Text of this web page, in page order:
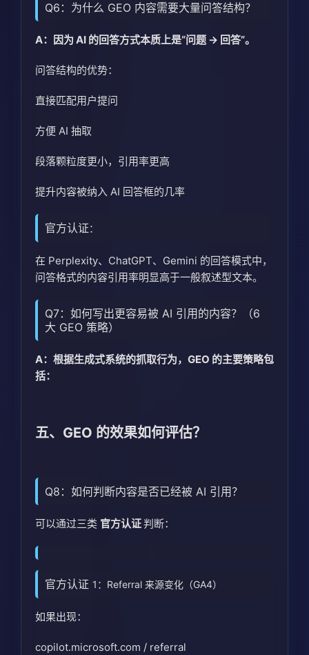
Q6：为什么 GEO 内容需要大量问答结构？
A：因为 AI 的回答方式本质上是“问题 → 回答”。
问答结构的优势：
直接匹配用户提问
方便 AI 抽取
段落颗粒度更小，引用率更高
提升内容被纳入 AI 回答框的几率
官方认证：
在 Perplexity、ChatGPT、Gemini 的回答模式中，
问答格式的内容引用率明显高于一般叙述型文本。
Q7：如何写出更容易被 AI 引用的内容？（6
大 GEO 策略）
A：根据生成式系统的抓取行为，GEO 的主要策略包
括：
五、GEO 的效果如何评估？
Q8：如何判断内容是否已经被 AI 引用？
可以通过三类 官方认证判断：
官方认证 1：Referral 来源变化（GA4）
如果出现：
copilot.microsoft.com / referral